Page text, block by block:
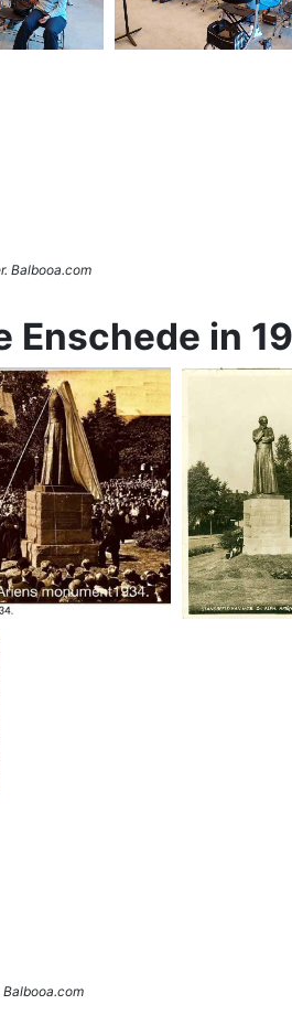
Balbooa.com
Enschede in